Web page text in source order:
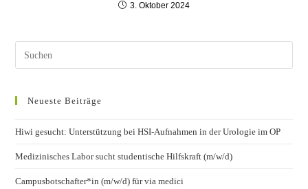
3. Oktober 2024
Neueste Beiträge
Hiwi gesucht: Unterstützung bei HSI-Aufnahmen in der Urologie im OP
Medizinisches Labor sucht studentische Hilfskraft (m/w/d)
Campusbotschafter*in (m/w/d) für via medici